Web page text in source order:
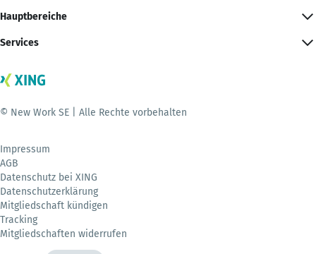
Hauptbereiche
Services
© New Work SE | Alle Rechte vorbehalten
Impressum
AGB
Datenschutz bei XING
Datenschutzerklärung
Mitgliedschaft kündigen
Tracking
Mitgliedschaften widerrufen